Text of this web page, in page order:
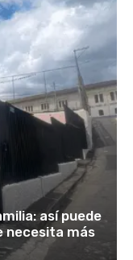
así puede
necesita más